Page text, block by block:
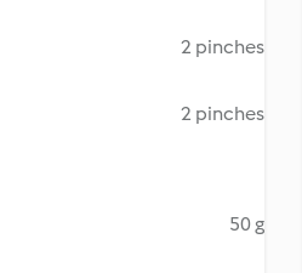
2 pinches
2 pinches
50 g